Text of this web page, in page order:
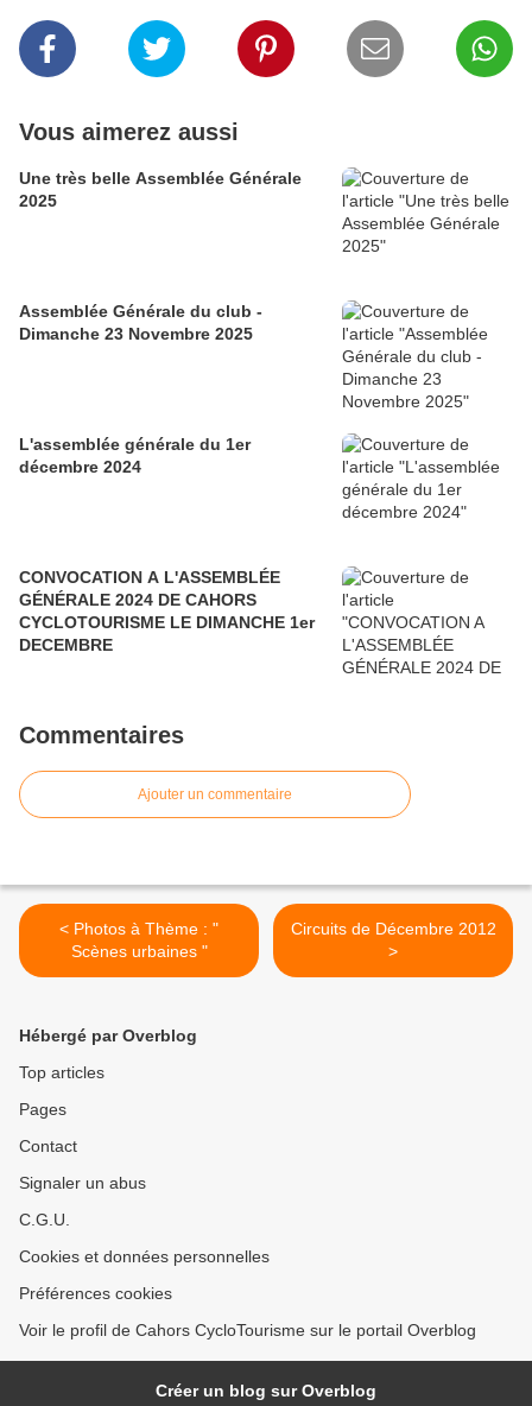
Vous aimerez aussi
Une très belle Assemblée Générale
2025
Assemblée Générale du club -
Dimanche 23 Novembre 2025
L'assemblée générale du 1er
décembre 2024
CONVOCATION A L'ASSEMBLÉE
GÉNÉRALE 2024 DE CAHORS
CYCLOTOURISME LE DIMANCHE 1er
DECEMBRE
Commentaires
Ajouter un commentaire
< Photos à Thème : "
Scènes urbaines "
Circuits de Décembre 2012
>
Hébergé par Overblog
Top articles
Pages
Contact
Signaler un abus
C.G.U.
Cookies et données personnelles
Préférences cookies
Voir le profil de Cahors CycloTourisme sur le portail Overblog
Créer un blog sur Overblog